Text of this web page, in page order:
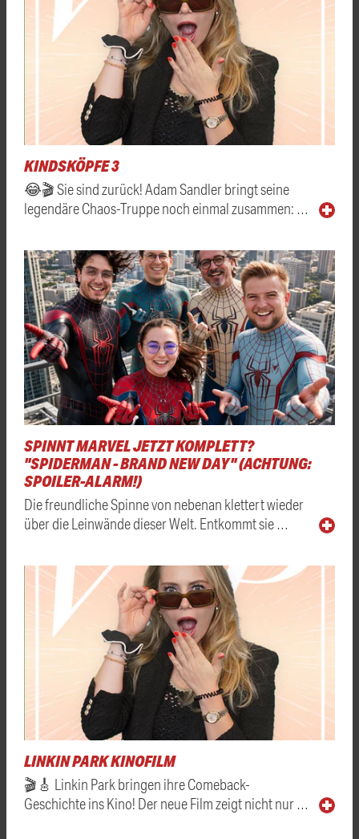
KINDSKÖPFE 3
😂🎬 Sie sind zurück! Adam Sandler bringt seine
legendäre Chaos-Truppe noch einmal zusammen: …
SPINNT MARVEL JETZT KOMPLETT?
"SPIDERMAN - BRAND NEW DAY" (ACHTUNG:
SPOILER-ALARM!)
Die freundliche Spinne von nebenan klettert wieder
über die Leinwände dieser Welt. Entkommt sie …
LINKIN PARK KINOFILM
🎬🎸 Linkin Park bringen ihre Comeback-
Geschichte ins Kino! Der neue Film zeigt nicht nur …